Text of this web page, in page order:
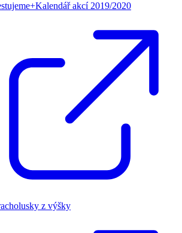
akcí 2019/2020
z výšky